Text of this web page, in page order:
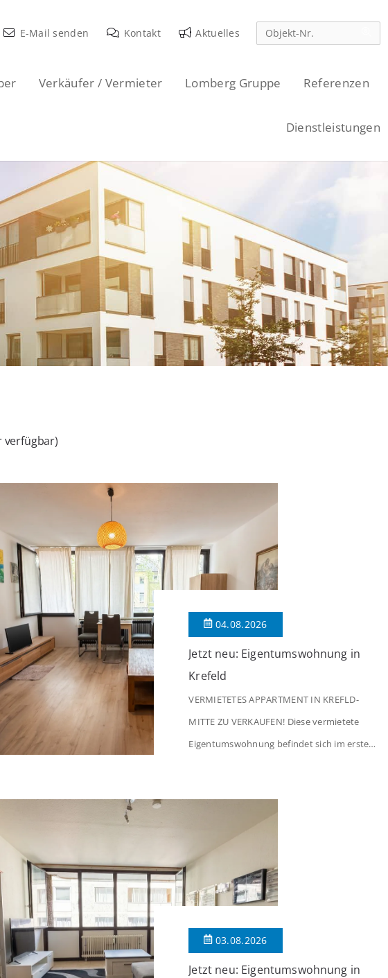
E-Mail senden Kontakt Aktuelles
Verkäufer / Vermieter Lomberg Gruppe Referenzen
Dienstleistungen
verfügbar)
04.08.2026
Jetzt neu: Eigentumswohnung in
Krefeld
VERMIETETES APPARTMENT IN KREFLD-
MITTE ZU VERKAUFEN! Diese vermietete
Eigentumswohnung befindet sich im ersten
über 34 m² Wohnfläche., welche sich wie
folgt aufteilen: Beim Betreten der Wohnung
befinden Sie sich in einer praktischen Diele,
welche ausreichend Platz für eine […]
03.08.2026
Jetzt neu: Eigentumswohnung in